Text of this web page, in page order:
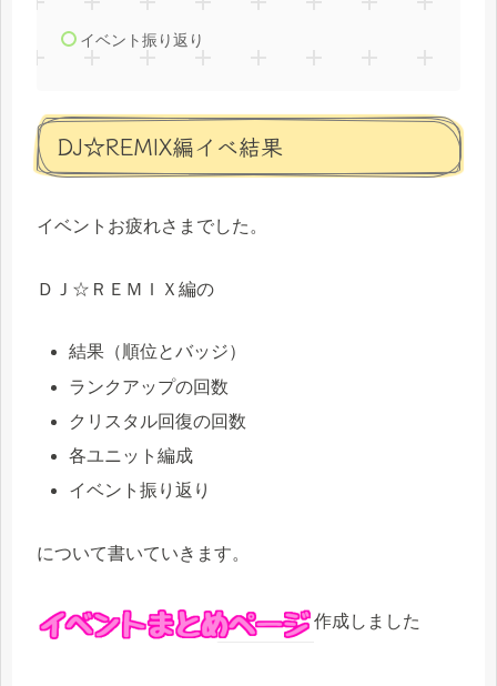
イベント振り返り
DJ☆REMIX編イベ結果
イベントお疲れさまでした。
ＤＪ☆ＲＥＭＩＸ編の
結果（順位とバッジ）
ランクアップの回数
クリスタル回復の回数
各ユニット編成
イベント振り返り
について書いていきます。
作成しました